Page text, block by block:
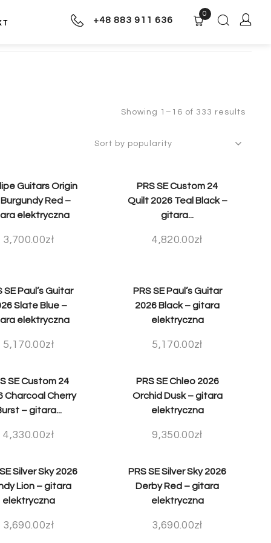
+48 883 911 636
0
Showing 1–16 of 333 results
Guitars Origin
Red –
elektryczna
3,700.00zł
PRS SE Custom 24
Quilt 2026 Teal Black –
gitara...
4,820.00zł
SE Paul’s Guitar
Slate Blue –
elektryczna
5,170.00zł
PRS SE Paul’s Guitar
2026 Black – gitara
elektryczna
5,170.00zł
SE Custom 24
Charcoal Cherry
– gitara...
4,330.00zł
PRS SE Chleo 2026
Orchid Dusk – gitara
elektryczna
9,350.00zł
Silver Sky 2026
Lion – gitara
elektryczna
3,690.00zł
PRS SE Silver Sky 2026
Derby Red – gitara
elektryczna
3,690.00zł